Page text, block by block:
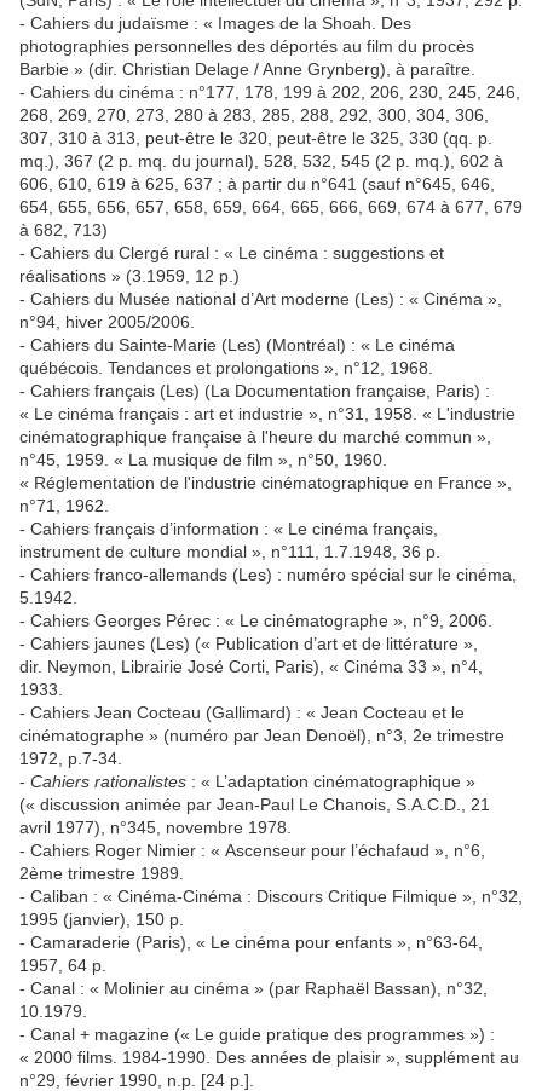
- Cahiers du judaïsme : « Images de la Shoah. Des
photographies personnelles des déportés au film du procès
Barbie » (dir. Christian Delage / Anne Grynberg), à paraître.
- Cahiers du cinéma : n°177, 178, 199 à 202, 206, 230, 245, 246,
268, 269, 270, 273, 280 à 283, 285, 288, 292, 300, 304, 306,
307, 310 à 313, peut-être le 320, peut-être le 325, 330 (qq. p.
mq.), 367 (2 p. mq. du journal), 528, 532, 545 (2 p. mq.), 602 à
606, 610, 619 à 625, 637 ; à partir du n°641 (sauf n°645, 646,
654, 655, 656, 657, 658, 659, 664, 665, 666, 669, 674 à 677, 679
à 682, 713)
- Cahiers du Clergé rural : « Le cinéma : suggestions et
réalisations » (3.1959, 12 p.)
- Cahiers du Musée national d’Art moderne (Les) : « Cinéma »,
n°94, hiver 2005/2006.
- Cahiers du Sainte-Marie (Les) (Montréal) : « Le cinéma
québécois. Tendances et prolongations », n°12, 1968.
- Cahiers français (Les) (La Documentation française, Paris) :
« Le cinéma français : art et industrie », n°31, 1958. « L'industrie
cinématographique française à l'heure du marché commun »,
n°45, 1959. « La musique de film », n°50, 1960.
« Réglementation de l'industrie cinématographique en France »,
n°71, 1962.
- Cahiers français d’information : « Le cinéma français,
instrument de culture mondial », n°111, 1.7.1948, 36 p.
- Cahiers franco-allemands (Les) : numéro spécial sur le cinéma,
5.1942.
- Cahiers Georges Pérec : « Le cinématographe », n°9, 2006.
- Cahiers jaunes (Les) (« Publication d’art et de littérature »,
dir. Neymon, Librairie José Corti, Paris), « Cinéma 33 », n°4,
1933.
- Cahiers Jean Cocteau (Gallimard) : « Jean Cocteau et le
cinématographe » (numéro par Jean Denoël), n°3, 2e trimestre
1972, p.7-34.
- Cahiers rationalistes : « L’adaptation cinématographique »
(« discussion animée par Jean-Paul Le Chanois, S.A.C.D., 21
avril 1977), n°345, novembre 1978.
- Cahiers Roger Nimier : « Ascenseur pour l’échafaud », n°6,
2ème trimestre 1989.
- Caliban : « Cinéma-Cinéma : Discours Critique Filmique », n°32,
1995 (janvier), 150 p.
- Camaraderie (Paris), « Le cinéma pour enfants », n°63-64,
1957, 64 p.
- Canal : « Molinier au cinéma » (par Raphaël Bassan), n°32,
10.1979.
- Canal + magazine (« Le guide pratique des programmes ») :
« 2000 films. 1984-1990. Des années de plaisir », supplément au
n°29, février 1990, n.p. [24 p.].